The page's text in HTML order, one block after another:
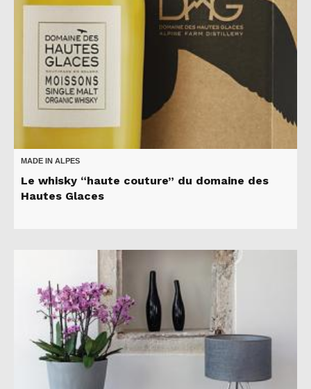
MADE IN ALPES
Le whisky “haute couture” du domaine des
Hautes Glaces